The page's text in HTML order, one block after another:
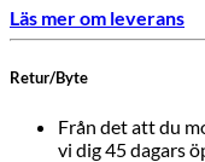
Läs mer om leverans
Retur/Byte
Från det att du
vi dig 45 dagars